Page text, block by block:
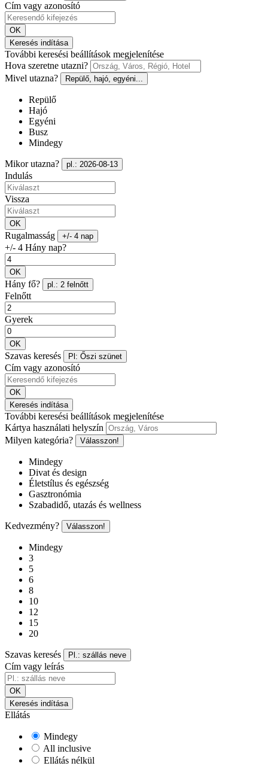
Cím vagy azonosító
OK
Keresés indítása
További keresési beállítások megjelenítése
Hova szeretne utazni?
Mivel utazna?
Repülő, hajó, egyéni...
Repülő
Hajó
Egyéni
Busz
Mindegy
Mikor utazna? pl.: 2026-08-13
Indulás
Vissza
OK
Rugalmasság +/- 4 nap
+/- 4 Hány nap?
OK
Hány fő? pl.: 2 felnőtt
Felnőtt
Gyerek
OK
Szavas keresés Pl: Őszi szünet
Cím vagy azonosító
OK
Keresés indítása
További keresési beállítások megjelenítése
Kártya használati helyszín
Milyen kategória?
Válasszon!
Mindegy
Divat és design
Életstílus és egészség
Gasztronómia
Szabadidő, utazás és wellness
Kedvezmény? Válasszon!
Mindegy
3
5
6
8
10
12
15
20
Szavas keresés Pl.: szállás neve
Cím vagy leírás
OK
Keresés indítása
Ellátás
Mindegy
All inclusive
Ellátás nélkül